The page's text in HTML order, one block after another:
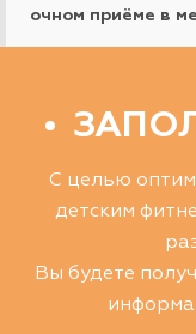
очном приёме в
С целью
детским
Вы будете